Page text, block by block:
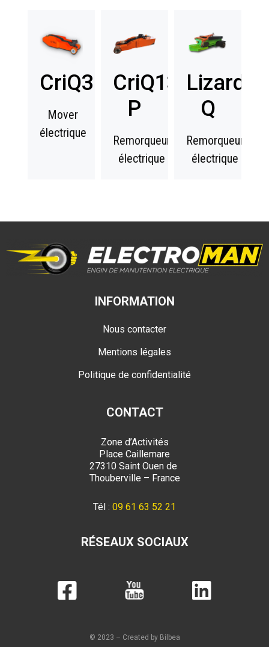
CriQ30
Mover
électrique
CriQ130
P
Remorqueur
électrique
Lizard
Q
Remorqueur
électrique
INFORMATION
Nous contacter
Mentions légales
Politique de confidentialité
CONTACT
Zone d’Activités
Place Caillemare
27310 Saint Ouen de
Thouberville – France
Tél : 09 61 63 52 21
RÉSEAUX SOCIAUX
© 2023 – Created by Bilbea